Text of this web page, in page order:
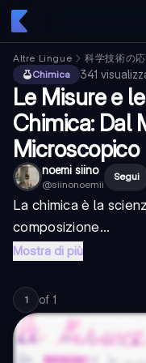
Altre Lingue 科学技術の
Chimica
341
Le Misure e
Chimica: Dal
Microscopico
noemi siino
@siinonoemii
Segui
La chimica è la
composizione...
Mostra di più
1 of 1